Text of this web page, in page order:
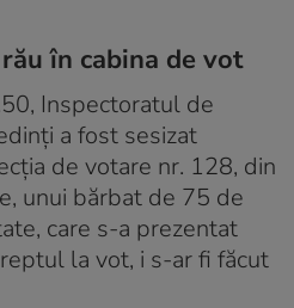
în cabina de vot
Inspectoratul de
a fost sesizat
de votare nr. 128, din
unui bărbat de 75 de
care s-a prezentat
la vot, i s-ar fi făcut